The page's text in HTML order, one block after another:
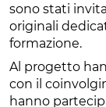
sono stati
originali
formazione.
Al progetto
con il
hanno